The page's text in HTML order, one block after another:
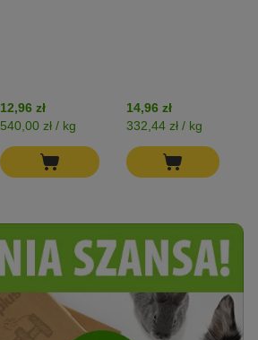
12,96 zł
540,00 zł / kg
14,96 zł
332,44 zł / kg